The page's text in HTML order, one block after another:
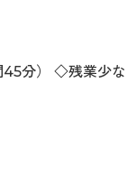
45分） ◇残業少な